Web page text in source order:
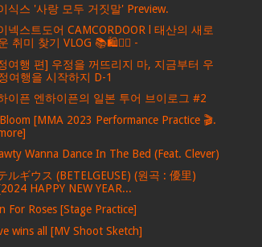
식스 '사랑 모두 거짓말' Preview.
넥스트도어 CAMCORDOOR l 태산의 새로
취미 찾기 VLOG 📚🛍️🏄‍♂️ -
여행 편] 우정을 꺼뜨리지 마, 지금부터 우
여행을 시작하지 D-1
이픈 엔하이픈의 일본 투어 브이로그 #2
[MMA 2023 Performance Practice 🎬.
Wanna Dance In The Bed (Feat. Clever)
ルギウス (BETELGEUSE) (원곡 : 優里)
HAPPY NEW YEAR...
For Roses [Stage Practice]
wins all [MV Shoot Sketch]